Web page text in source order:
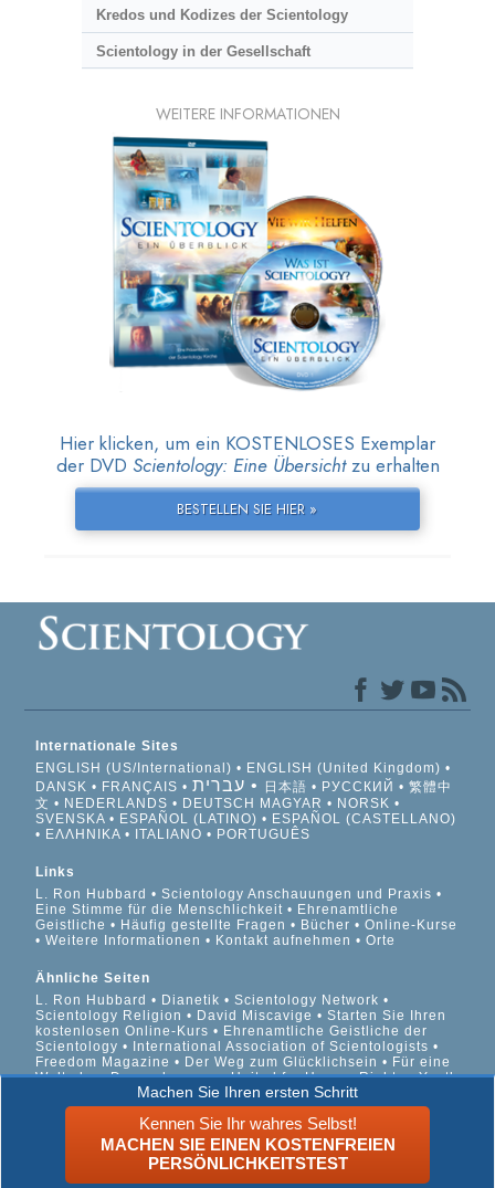
Kredos und Kodizes der Scientology
Scientology in der Gesellschaft
WEITERE INFORMATIONEN
Hier klicken, um ein KOSTENLOSES Exemplar
der DVD Scientology: Eine Übersichtzu erhalten
BESTELLEN SIE HIER »
Machen Sie Ihren ersten Schritt
Kennen Sie Ihr wahres Selbst!
MACHEN SIE EINEN KOSTENFREIEN
PERSÖNLICHKEITSTEST
Internationale Sites
ENGLISH (US/International)
ENGLISH (United Kingdom)
DANSK
FRANÇAIS עברית 日本語 РУССКИЙ
繁體中
文
NEDERLANDS DEUTSCH MAGYAR
NORSK
SVENSKA
ESPAÑOL (LATINO)
ESPAÑOL (CASTELLANO)
ΕΛΛΗΝΙΚA
ITALIANO PORTUGUÊS
Links
L. Ron Hubbard
Scientology Anschauungen und Praxis
Eine Stimme für die Menschlichkeit
Ehrenamtliche
Geistliche
Häufig gestellte Fragen Bücher
Online-Kurse
Weitere Informationen
Kontakt aufnehmen Orte
Ähnliche Seiten
L. Ron Hubbard
Dianetik
Scientology Network
Scientology Religion
David Miscavige
Starten Sie Ihren
kostenlosen Online-Kurs
Ehrenamtliche Geistliche der
Scientology
International Association of Scientologists
Freedom Magazine
Der Weg zum Glücklichsein
Für eine
Welt ohne Drogenkonsum
United for Human Rights
Youth
for Human Rights
Citizens Commission on Human Rights
© 2026 Scientology Kirche International. Alle Rechte
vorbehalten.Datenschutzinformationen •Cookie-Richtlinie
Nutzungsbedingungen•Rechtliche Informationen